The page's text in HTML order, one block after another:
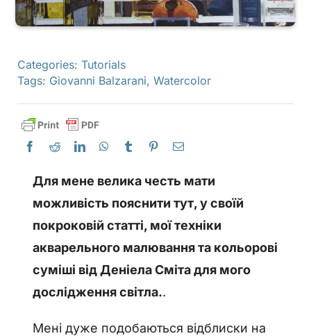
Ресурси
Підписатися
Categories: Tutorials
Tags: Giovanni Balzarani, Watercolor
Для мене велика честь мати
можливість пояснити тут, у своїй
покроковій статті, мої техніки
акварельного малювання та кольорові
суміші від Деніела Сміта для мого
дослідження світла..
Мені дуже подобаються відблиски на